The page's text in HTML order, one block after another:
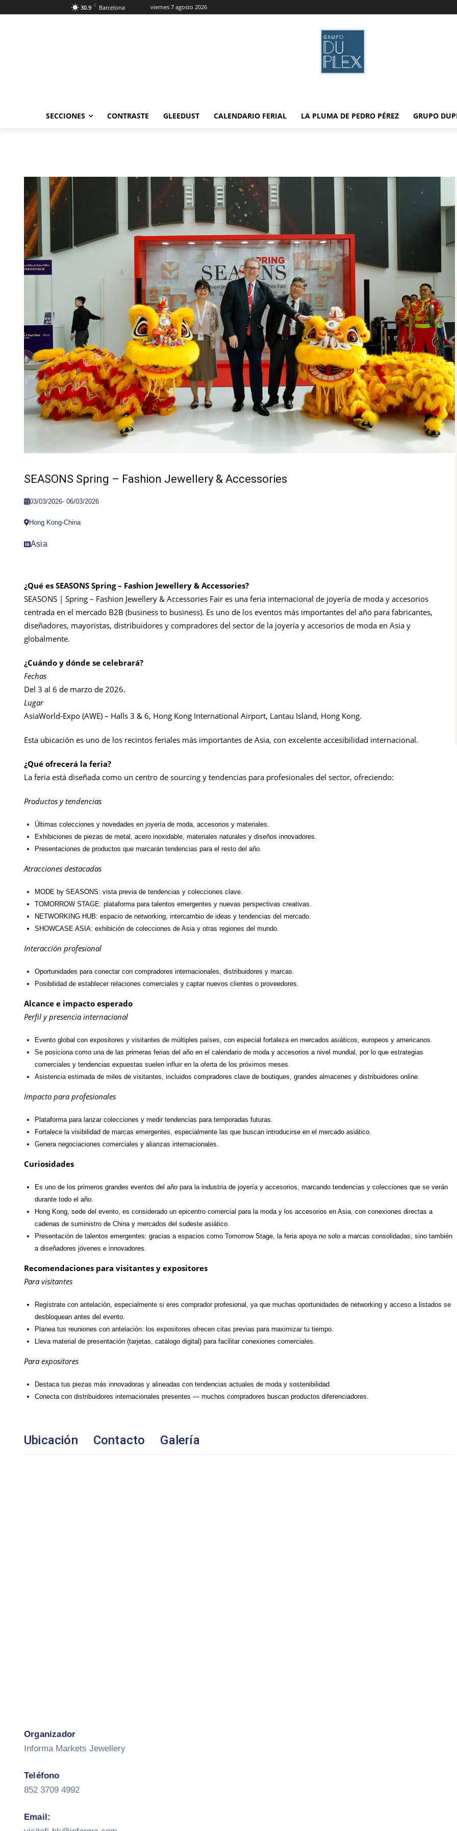
30.9 C Barcelona viernes 7 agosto 2026
SECCIONES CONTRASTE GLEEDUST CALENDARIO FERIAL LA PLUMA DE PEDRO PÉREZ GRUPO
SEASONS Spring – Fashion Jewellery & Accessories
03/03/2026- 06/03/2026
Hong Kong-China
Asia
¿Qué es SEASONS Spring – Fashion Jewellery & Accessories?
SEASONS | Spring – Fashion Jewellery & Accessories Fair es una feria internacional de joyería de moda y accesorios
centrada en el mercado B2B (business to business). Es uno de los eventos más importantes del año para fabricantes,
diseñadores, mayoristas, distribuidores y compradores del sector de la joyería y accesorios de moda en Asia y
globalmente.
¿Cuándo y dónde se celebrará?
Fechas
Del 3 al 6 de marzo de 2026.
Lugar
AsiaWorld-Expo (AWE) – Halls 3 & 6, Hong Kong International Airport, Lantau Island, Hong Kong.
Esta ubicación es uno de los recintos feriales más importantes de Asia, con excelente accesibilidad internacional.
¿Qué ofrecerá la feria?
La feria está diseñada como un centro de sourcing y tendencias para profesionales del sector, ofreciendo:
Productos y tendencias
Últimas colecciones y novedades en joyería de moda, accesorios y materiales.
Exhibiciones de piezas de metal, acero inoxidable, materiales naturales y diseños innovadores.
Presentaciones de productos que marcarán tendencias para el resto del año.
Atracciones destacadas
MODE by SEASONS: vista previa de tendencias y colecciones clave.
TOMORROW STAGE: plataforma para talentos emergentes y nuevas perspectivas creativas.
NETWORKING HUB: espacio de networking, intercambio de ideas y tendencias del mercado.
SHOWCASE ASIA: exhibición de colecciones de Asia y otras regiones del mundo.
Interacción profesional
Oportunidades para conectar con compradores internacionales, distribuidores y marcas.
Posibilidad de establecer relaciones comerciales y captar nuevos clientes o proveedores.
Alcance e impacto esperado
Perfil y presencia internacional
Evento global con expositores y visitantes de múltiples países, con especial fortaleza en mercados asiáticos, europeos y americanos.
Se posiciona como una de las primeras ferias del año en el calendario de moda y accesorios a nivel mundial, por lo que estrategias
comerciales y tendencias expuestas suelen influir en la oferta de los próximos meses.
Asistencia estimada de miles de visitantes, incluidos compradores clave de boutiques, grandes almacenes y distribuidores online.
Impacto para profesionales
Plataforma para lanzar colecciones y medir tendencias para temporadas futuras.
Fortalece la visibilidad de marcas emergentes, especialmente las que buscan introducirse en el mercado asiático.
Genera negociaciones comerciales y alianzas internacionales.
Curiosidades
Es uno de los primeros grandes eventos del año para la industria de joyería y accesorios, marcando tendencias y colecciones que se verán
durante todo el año.
Hong Kong, sede del evento, es considerado un epicentro comercial para la moda y los accesorios en Asia, con conexiones directas a
cadenas de suministro de China y mercados del sudeste asiático.
Presentación de talentos emergentes: gracias a espacios como Tomorrow Stage, la feria apoya no solo a marcas consolidadas, sino también
a diseñadores jóvenes e innovadores.
Recomendaciones para visitantes y expositores
Para visitantes
Regístrate con antelación, especialmente si eres comprador profesional, ya que muchas oportunidades de networking y acceso a listados se
desbloquean antes del evento.
Planea tus reuniones con antelación: los expositores ofrecen citas previas para maximizar tu tiempo.
Lleva material de presentación (tarjetas, catálogo digital) para facilitar conexiones comerciales.
Para expositores
Destaca tus piezas más innovadoras y alineadas con tendencias actuales de moda y sostenibilidad.
Conecta con distribuidores internacionales presentes — muchos compradores buscan productos diferenciadores.
Ubicación Contacto Galería
Organizador
Informa Markets Jewellery
Teléfono
852 3709 4992
Email: